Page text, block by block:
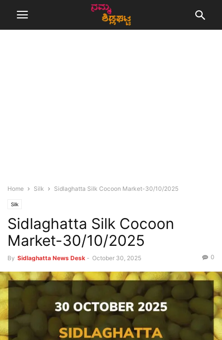
Home Silk Sidlaghatta Silk Cocoon Market-30/10/2025
Silk
Sidlaghatta Silk Cocoon
Market-30/10/2025
By Sidlaghatta News Desk - October 30, 2025 0